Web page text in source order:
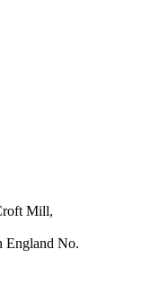
Mill,
England No.